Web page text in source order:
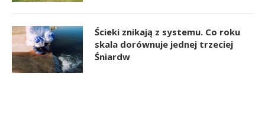
Ścieki znikają z systemu. Co roku
skala dorównuje jednej trzeciej
Śniardw